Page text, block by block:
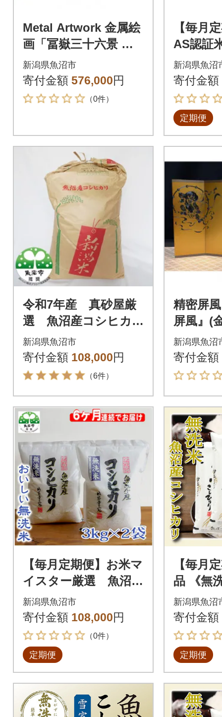
Metal Artwork 金属絵
画「冨嶽三十六景 神
奈川沖浪裏」ブラウン
+シャンパンゴールド
新潟県魚沼市
寄付金額 576,000円
（0件）
【毎月
AS認証
の魚沼
玄米
新潟県魚沼
寄付金額
定期便
令和7年産 真砂屋厳
選 魚沼産コシヒカ
リ 玄米 30kg
新潟県魚沼市
寄付金額 108,000円
（6件）
精密屏
屏風』(
込んだ
新潟県魚沼
寄付金額
【毎月定期便】お米マ
イスター厳選 魚沼産
コシヒカリ(無洗米)6k
g全6回
新潟県魚沼市
寄付金額 108,000円
（0件）
定期便
【毎月
品 《無
越後魚
シヒカ
新潟県魚沼
寄付金額
定期便